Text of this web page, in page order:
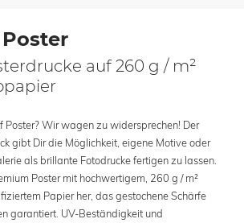
auf 260 g / m²
Poster? Wir wagen zu widersprechen! Der
gibt Dir die Möglichkeit, eigene Motive oder
als brillante Fotodrucke fertigen zu lassen.
Poster mit hochwertigem, 260 g / m²
Papier her, das gestochene Schärfe
garantiert. UV-Beständigkeit und